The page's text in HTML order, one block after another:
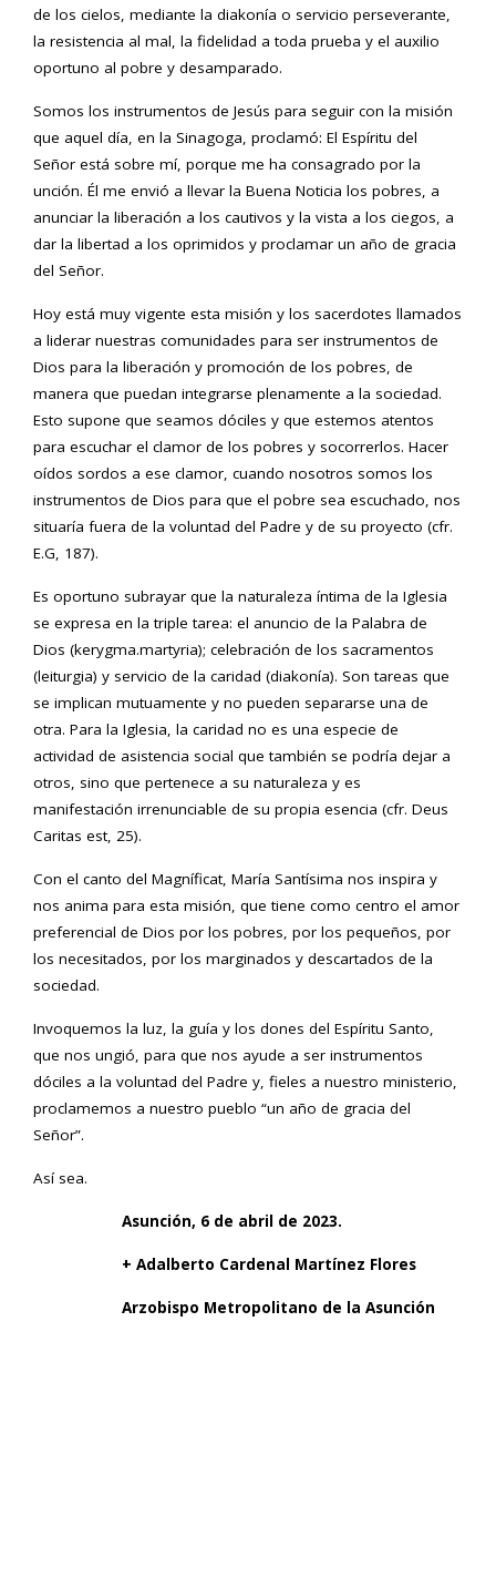
de los cielos, mediante la diakonía o servicio perseverante,
la resistencia al mal, la fidelidad a toda prueba y el auxilio
oportuno al pobre y desamparado.
Somos los instrumentos de Jesús para seguir con la misión
que aquel día, en la Sinagoga, proclamó: El Espíritu del
Señor está sobre mí, porque me ha consagrado por la
unción. Él me envió a llevar la Buena Noticia los pobres, a
anunciar la liberación a los cautivos y la vista a los ciegos, a
dar la libertad a los oprimidos y proclamar un año de gracia
del Señor.
Hoy está muy vigente esta misión y los sacerdotes llamados
a liderar nuestras comunidades para ser instrumentos de
Dios para la liberación y promoción de los pobres, de
manera que puedan integrarse plenamente a la sociedad.
Esto supone que seamos dóciles y que estemos atentos
para escuchar el clamor de los pobres y socorrerlos. Hacer
oídos sordos a ese clamor, cuando nosotros somos los
instrumentos de Dios para que el pobre sea escuchado, nos
situaría fuera de la voluntad del Padre y de su proyecto (cfr.
E.G, 187).
Es oportuno subrayar que la naturaleza íntima de la Iglesia
se expresa en la triple tarea: el anuncio de la Palabra de
Dios (kerygma.martyria); celebración de los sacramentos
(leiturgia) y servicio de la caridad (diakonía). Son tareas que
se implican mutuamente y no pueden separarse una de
otra. Para la Iglesia, la caridad no es una especie de
actividad de asistencia social que también se podría dejar a
otros, sino que pertenece a su naturaleza y es
manifestación irrenunciable de su propia esencia (cfr. Deus
Caritas est, 25).
Con el canto del Magníficat, María Santísima nos inspira y
nos anima para esta misión, que tiene como centro el amor
preferencial de Dios por los pobres, por los pequeños, por
los necesitados, por los marginados y descartados de la
sociedad.
Invoquemos la luz, la guía y los dones del Espíritu Santo,
que nos ungió, para que nos ayude a ser instrumentos
dóciles a la voluntad del Padre y, fieles a nuestro ministerio,
proclamemos a nuestro pueblo “un año de gracia del
Señor”.
Así sea.
Asunción, 6 de abril de 2023.
+ Adalberto Cardenal Martínez Flores
Arzobispo Metropolitano de la Asunción